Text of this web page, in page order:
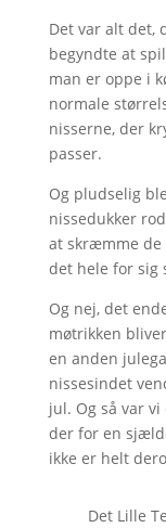
Det var alt det,
begyndte at
man er oppe i
normale
nisserne, der
passer.
Og pludselig
nissedukker
at skræmme de
det hele for sig
Og nej, det
møtrikken
en anden
nissesindet
jul. Og så var
der for en
ikke er helt
Det Lille